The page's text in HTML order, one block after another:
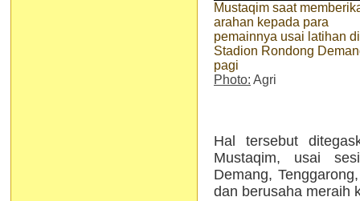
Mustaqim saat
arahan kepada para
pemainnya usai latihan di
Stadion Rondong
pagi
Photo: Agri
Hal tersebut
Mustaqim, usai
Demang,
dan berusaha meraih